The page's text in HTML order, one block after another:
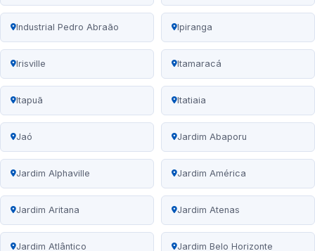
Industrial Pedro Abraão Ipiranga
Irisville Itamaracá
Itapuã Itatiaia
Jaó Jardim Abaporu
Jardim Alphaville Jardim América
Jardim Aritana Jardim Atenas
Jardim Atlântico Jardim Belo Horizonte